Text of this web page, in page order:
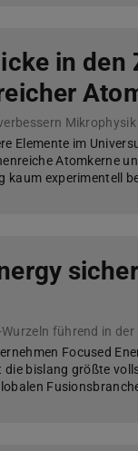
in den
Elemente im
Atomkerne
kaum experimentell
Focused
die bislang größte